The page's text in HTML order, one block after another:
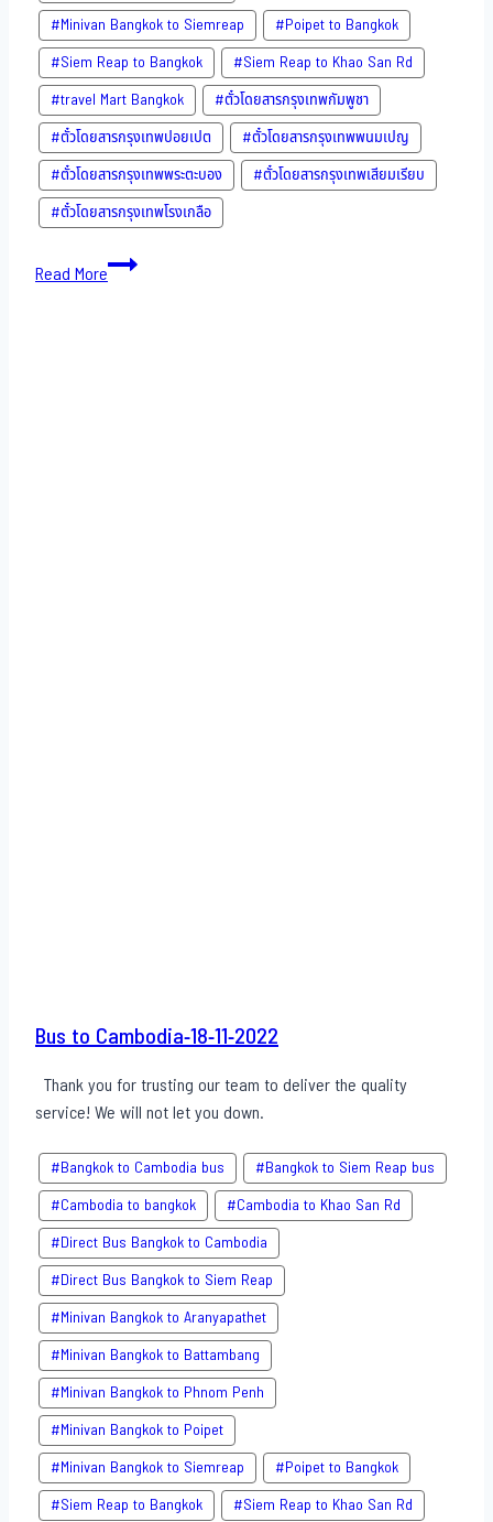
#Minivan Bangkok to Siemreap
#Poipet to Bangkok
#Siem Reap to Bangkok
#Siem Reap to Khao San​ Rd
#travel Mart Bangkok
#ตั๋วโดยสารกรุงเทพกัมพูชา
#ตั๋วโดยสารกรุงเทพปอยเปต
#ตั๋วโดยสารกรุงเทพพนมเปญ
#ตั๋วโดยสารกรุงเทพพระตะบอง
#ตั๋วโดยสารกรุงเทพเสียมเรียบ
#ตั๋วโดยสารกรุงเทพโรงเกลือ
Read MoreBus
to
Bus to Cambodia-18-11-2022
Thank you for trusting our team to deliver the quality
service! We will not let you down.
#Bangkok to Cambodia bus
#Bangkok to Siem Reap bus
#Cambodia to bangkok
#Cambodia to Khao San​ Rd
#Direct​ Bus Bangkok to Cambodia
#Direct​ Bus Bangkok to Siem Reap
#Minivan Bangkok to​ Aranyapathet​
#Minivan​ Bangkok to Battambang
#Minivan Bangkok to Phnom Penh
#Minivan Bangkok to Poipet
#Minivan Bangkok to Siemreap
#Poipet to Bangkok
#Siem Reap to Bangkok
#Siem Reap to Khao San​ Rd